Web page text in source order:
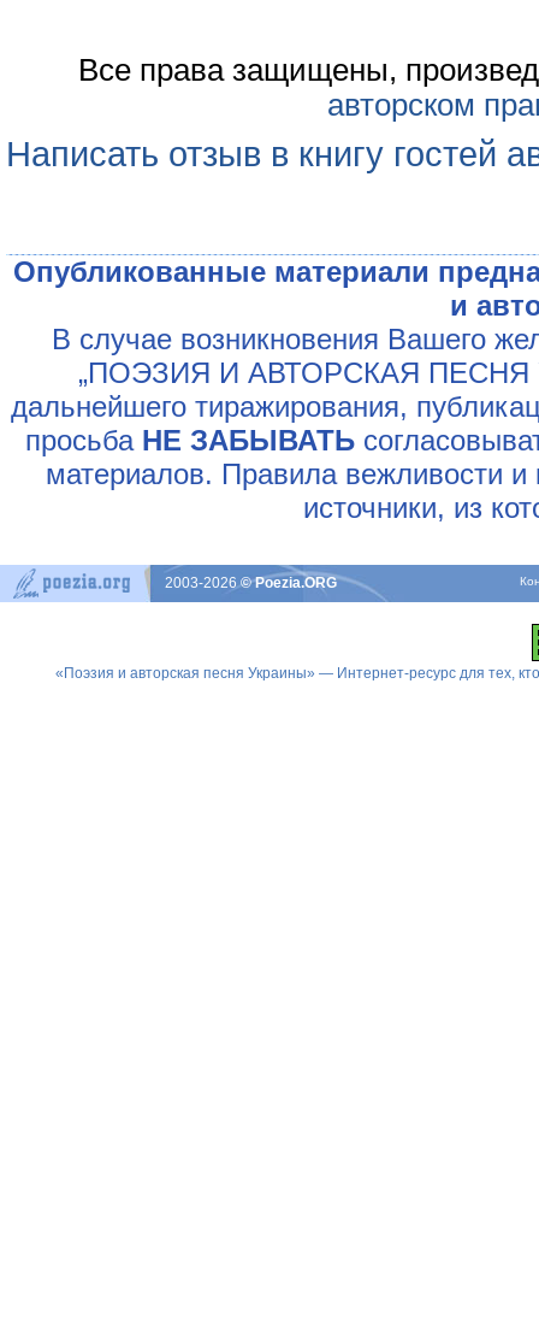
Все права защищены,
авторском
Написать отзыв в книгу гостей
Опубликованные материали
и
В случае возникновения Вашего
„ПОЭЗИЯ И АВТОРСКАЯ ПЕСНЯ
дальнейшего тиражирования,
просьба НЕ ЗАБЫВАТЬ
материалов. Правила вежливости и
источники, из
2003-2026© Poezia.ORG
«Поэзия и авторская песня Украины» — Интернет-ресурс для тех,